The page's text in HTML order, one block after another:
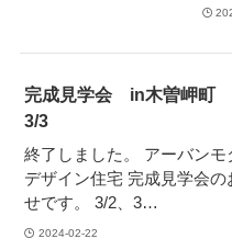
完成見学会 in木曽岬町
3/3
終了しました。 アーバンモ
デザイン住宅 完成見学会の
せです。 3/2、3…
2024-02-22